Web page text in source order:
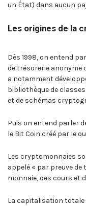
un État) dans aucun
Les origines de la
Dès 1998, on entend
de trésorerie anonyme
a notamment
bibliothèque de
et de schémas
Puis on entend parler
le Bit Coin créé par le
Les cryptomonnaies
appelé « par preuve
monnaie, des cours et
La capitalisation totale